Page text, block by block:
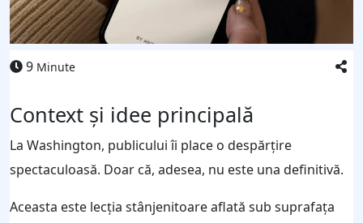
9 Minute
Context și idee principală
La Washington, publicului îi place o despărțire
spectaculoasă. Doar că, adesea, nu este una definitivă.
Aceasta este lecția stânjenitoare aflată sub suprafața